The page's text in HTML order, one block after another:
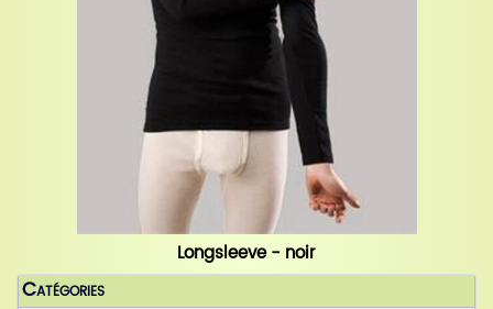
Longsleeve - noir
Catégories